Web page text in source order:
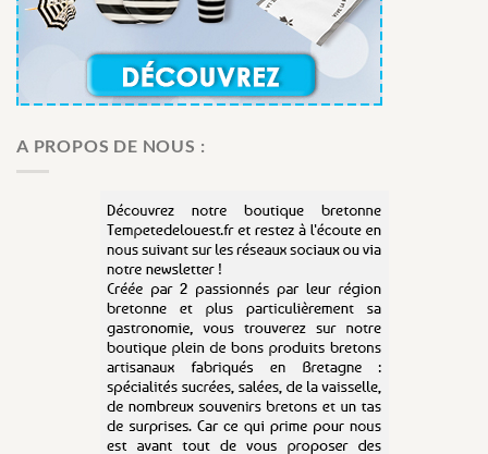
A PROPOS DE NOUS :